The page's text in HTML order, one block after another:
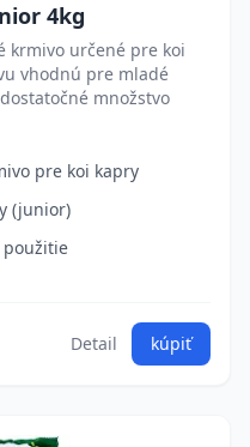
4kg
krmivo určené pre koi
vhodnú pre mladé
množstvo
pre koi kapry
(junior)
použitie
Detail kúpiť